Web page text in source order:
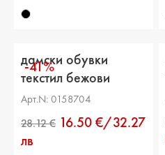
21.99 €
-41%
дамски обувки
текстил бежови
Арт.N: 0158704
16.50 €/32.27
лв